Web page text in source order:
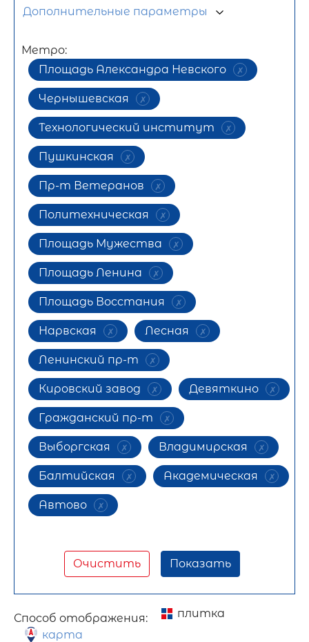
Дополнительные параметры
Метро:
Площадь Александра Невского
Чернышевская
Технологический институт
Пушкинская
Пр-т Ветеранов
Политехническая
Площадь Мужества
Площадь Ленина
Площадь Восстания
Нарвская Лесная
Ленинский пр-т
Кировский завод Девяткино
Гражданский пр-т
Выборгская Владимирская
Балтийская Академическая
Автово
Очистить Показать
Способ отображения:
плитка
карта